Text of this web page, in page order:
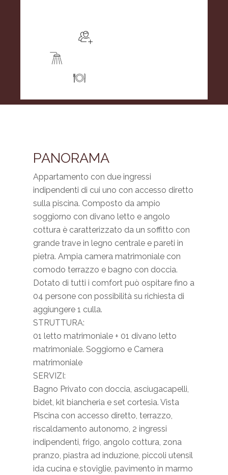
PANORAMA
Appartamento con due ingressi
indipendenti di cui uno con accesso diretto
sulla piscina. Composto da ampio
soggiorno con divano letto e angolo
cottura è caratterizzato da un soffitto con
grande trave in legno centrale e pareti in
pietra. Ampia camera matrimoniale con
comodo terrazzo e bagno con doccia.
Dotato di tutti i comfort può ospitare fino a
04 persone con possibilità su richiesta di
aggiungere 1 culla.
STRUTTURA:
01 letto matrimoniale + 01 divano letto
matrimoniale. Soggiorno e Camera
matrimoniale
SERVIZI:
Bagno Privato con doccia, asciugacapelli,
bidet, kit biancheria e set cortesia. Vista
Piscina con accesso diretto, terrazzo,
riscaldamento autonomo, 2 ingressi
indipendenti, frigo, angolo cottura, zona
pranzo, piastra ad induzione, piccoli utensil
ida cucina e stoviglie, pavimento in marmo